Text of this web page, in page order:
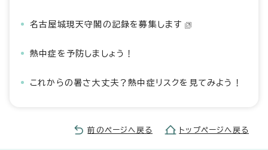
名古屋城現天守閣の記録を募集します
熱中症を予防しましょう！
これからの暑さ大丈夫？熱中症リスクを見てみよう！
前のページへ戻る トップページへ戻る